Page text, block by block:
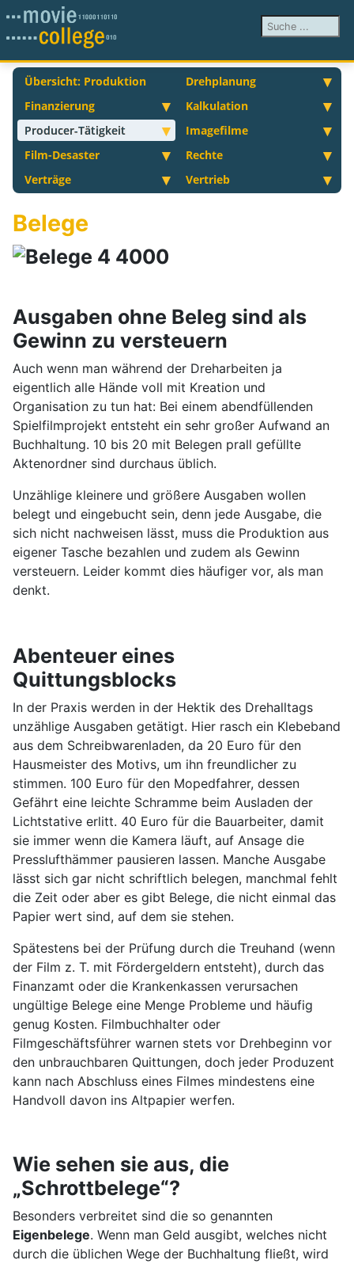
Suchen ...
Übersicht: Produktion
Drehplanung
Finanzierung
Kalkulation
Producer-Tätigkeit
Imagefilme
Film-Desaster
Rechte
Verträge
Vertrieb
Belege
Ausgaben ohne Beleg sind als
Gewinn zu versteuern
Auch wenn man während der Dreharbeiten ja
eigentlich alle Hände voll mit Kreation und
Organisation zu tun hat: Bei einem abendfüllenden
Spielfilmprojekt entsteht ein sehr großer Aufwand an
Buchhaltung. 10 bis 20 mit Belegen prall gefüllte
Aktenordner sind durchaus üblich.
Unzählige kleinere und größere Ausgaben wollen
belegt und eingebucht sein, denn jede Ausgabe, die
sich nicht nachweisen lässt, muss die Produktion aus
eigener Tasche bezahlen und zudem als Gewinn
versteuern. Leider kommt dies häufiger vor, als man
denkt.
Abenteuer eines
Quittungsblocks
In der Praxis werden in der Hektik des Drehalltags
unzählige Ausgaben getätigt. Hier rasch ein Klebeband
aus dem Schreibwarenladen, da 20 Euro für den
Hausmeister des Motivs, um ihn freundlicher zu
stimmen. 100 Euro für den Mopedfahrer, dessen
Gefährt eine leichte Schramme beim Ausladen der
Lichtstative erlitt. 40 Euro für die Bauarbeiter, damit
sie immer wenn die Kamera läuft, auf Ansage die
Presslufthämmer pausieren lassen. Manche Ausgabe
lässt sich gar nicht schriftlich belegen, manchmal fehlt
die Zeit oder aber es gibt Belege, die nicht einmal das
Papier wert sind, auf dem sie stehen.
Spätestens bei der Prüfung durch die Treuhand (wenn
der Film z. T. mit Fördergeldern entsteht), durch das
Finanzamt oder die Krankenkassen verursachen
ungültige Belege eine Menge Probleme und häufig
genug Kosten. Filmbuchhalter oder
Filmgeschäftsführer warnen stets vor Drehbeginn vor
den unbrauchbaren Quittungen, doch jeder Produzent
kann nach Abschluss eines Filmes mindestens eine
Handvoll davon ins Altpapier werfen.
Wie sehen sie aus, die
„Schrottbelege“?
Besonders verbreitet sind die so genannten
Eigenbelege. Wenn man Geld ausgibt, welches nicht
durch die üblichen Wege der Buchhaltung fließt, wird